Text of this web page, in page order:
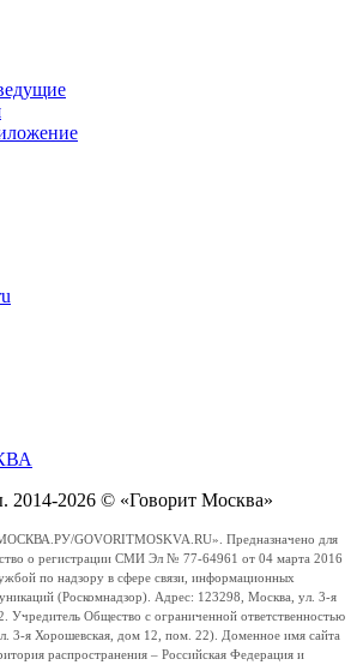
2014-2026 © «Говорит Москва»
GOVORITMOSKVA.RU». Предназначено для
о регистрации СМИ Эл № 77-64961 от 04 марта 2016
по надзору в сфере связи, информационных
(Роскомнадзор). Адрес: 123298, Москва, ул. 3-я
Учредитель Общество с ограниченной ответственностью
я Хорошевская, дом 12, пом. 22). Доменное имя сайта
распространения – Российская Федерация и